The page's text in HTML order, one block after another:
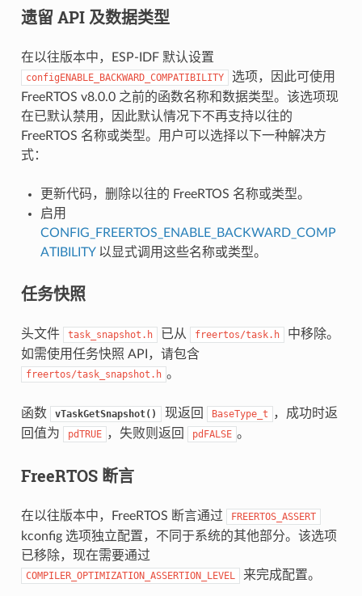
遗留 API 及数据类型
在以往版本中，ESP-IDF 默认设置
configENABLE_BACKWARD_COMPATIBILITY
选项，因此可使用
FreeRTOS v8.0.0 之前的函数名称和数据类型。该选项现
在已默认禁用，因此默认情况下不再支持以往的
FreeRTOS 名称或类型。用户可以选择以下一种解决方
式：
更新代码，删除以往的 FreeRTOS 名称或类型。
启用
CONFIG_FREERTOS_ENABLE_BACKWARD_COMP
ATIBILITY以显式调用这些名称或类型。
任务快照
头文件 task_snapshot.h 已从 freertos/task.h
中移除。
如需使用任务快照 API，请包含
freertos/task_snapshot.h 。
函数 vTaskGetSnapshot() 现返回 BaseType_t
，成功时返
回值为
pdTRUE ，失败则返回 pdFALSE 。
FreeRTOS 断言
在以往版本中，FreeRTOS 断言通过 FREERTOS_ASSERT
kconfig 选项独立配置，不同于系统的其他部分。该选项
已移除，现在需要通过
COMPILER_OPTIMIZATION_ASSERTION_LEVEL 来完成配置。